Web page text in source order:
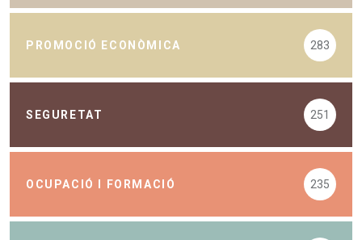
PROMOCIÓ ECONÒMICA 283
SEGURETAT 251
OCUPACIÓ I FORMACIÓ 235